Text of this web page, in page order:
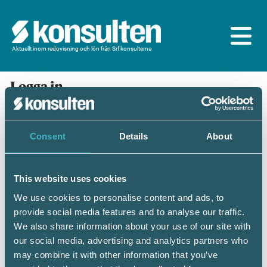
Consent Details About
This website uses cookies
We use cookies to personalise content and ads, to
provide social media features and to analyse our traffic.
We also share information about your use of our site with
our social media, advertising and analytics partners who
may combine it with other information that you’ve
Aktuellt inom redovisning och lön från Srf konsulterna
Logga in
En prenumeration ingår för dig som är
medlem/ansluten till Srf konsulterna. Du loggar in
med BankID eller samma lösenord som du har på
Mobilt BankID
Personnummer(ÅÅÅÅMMDDNNNN)